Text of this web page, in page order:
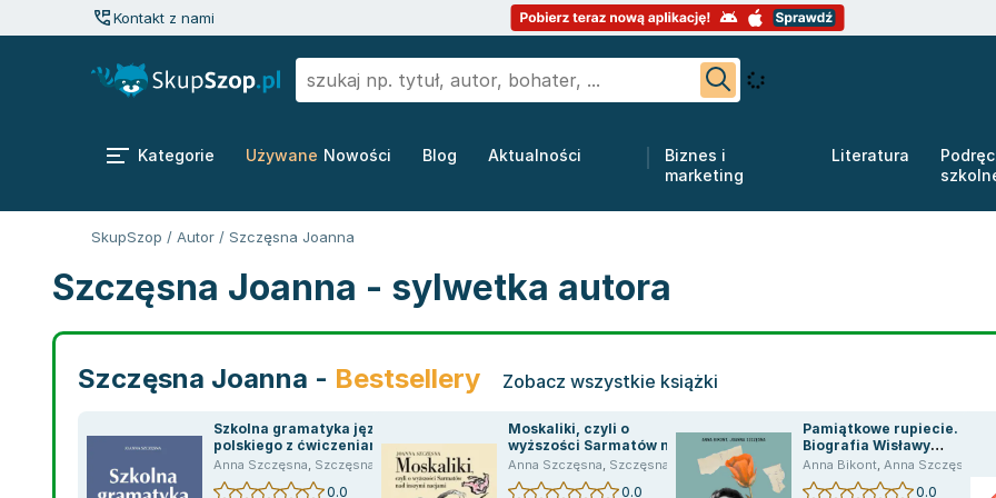
Kontakt z nami
Kategorie Używane Nowości Blog Aktualności
Biznes i
marketing
Literatura
SkupSzop / Autor / Szczęsna Joanna
Szczęsna Joanna - sylwetka autora
Szczęsna Joanna - Bestsellery Zobacz wszystkie książki
Szkolna gramatyka języka
polskiego z ćwiczeniami
Anna Szczęsna, Szczęsna Joanna
0.0
Moskaliki, czyli o
wyższości Sarmatów nad
inszymi nacjami
Anna Szczęsna, Szczęsna Joanna
0.0
Pamiątkowe rupiecie.
Biografia Wisławy
Szymborskiej
Anna Bikont, Anna Szczęsna
0.0